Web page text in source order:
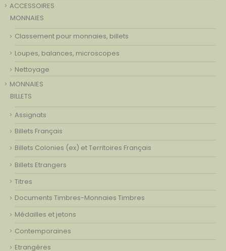
ACCESSOIRES
MONNAIES
Classement pour monnaies, billets
Loupes, balances, microscopes
Nettoyage
MONNAIES
BILLETS
Assignats
Billets Français
Billets Colonies (ex) et Territoires Français
Billets Etrangers
Titres
Documents Timbres-Monnaies Timbres
Médailles et jetons
Contemporaines
Etrangères